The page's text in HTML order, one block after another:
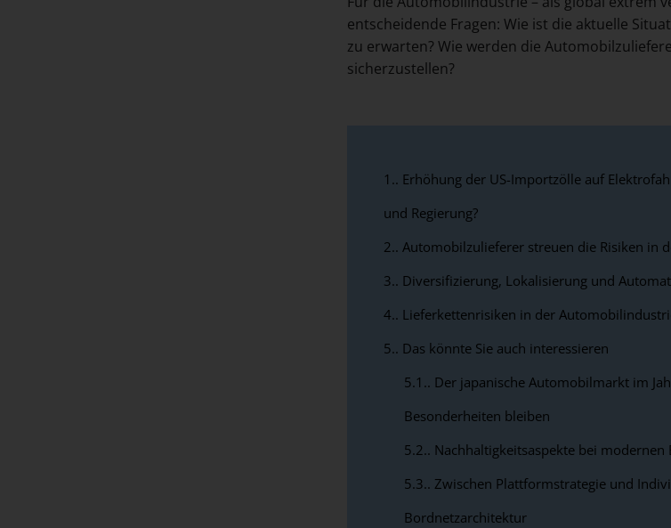
entscheidende Fragen: Wie ist die aktuelle
zu erwarten? Wie werden die
sicherzustellen?
1. Erhöhung der US-Importzölle auf
und Regierung?
2. Automobilzulieferer streuen die Risiken in
3. Diversifizierung, Lokalisierung und
4. Lieferkettenrisiken in der
5. Das könnte Sie auch interessieren
5.1. Der japanische Automobilmarkt im
Besonderheiten bleiben
5.2. Nachhaltigkeitsaspekte bei modernen
5.3. Zwischen Plattformstrategie und
Bordnetzarchitektur